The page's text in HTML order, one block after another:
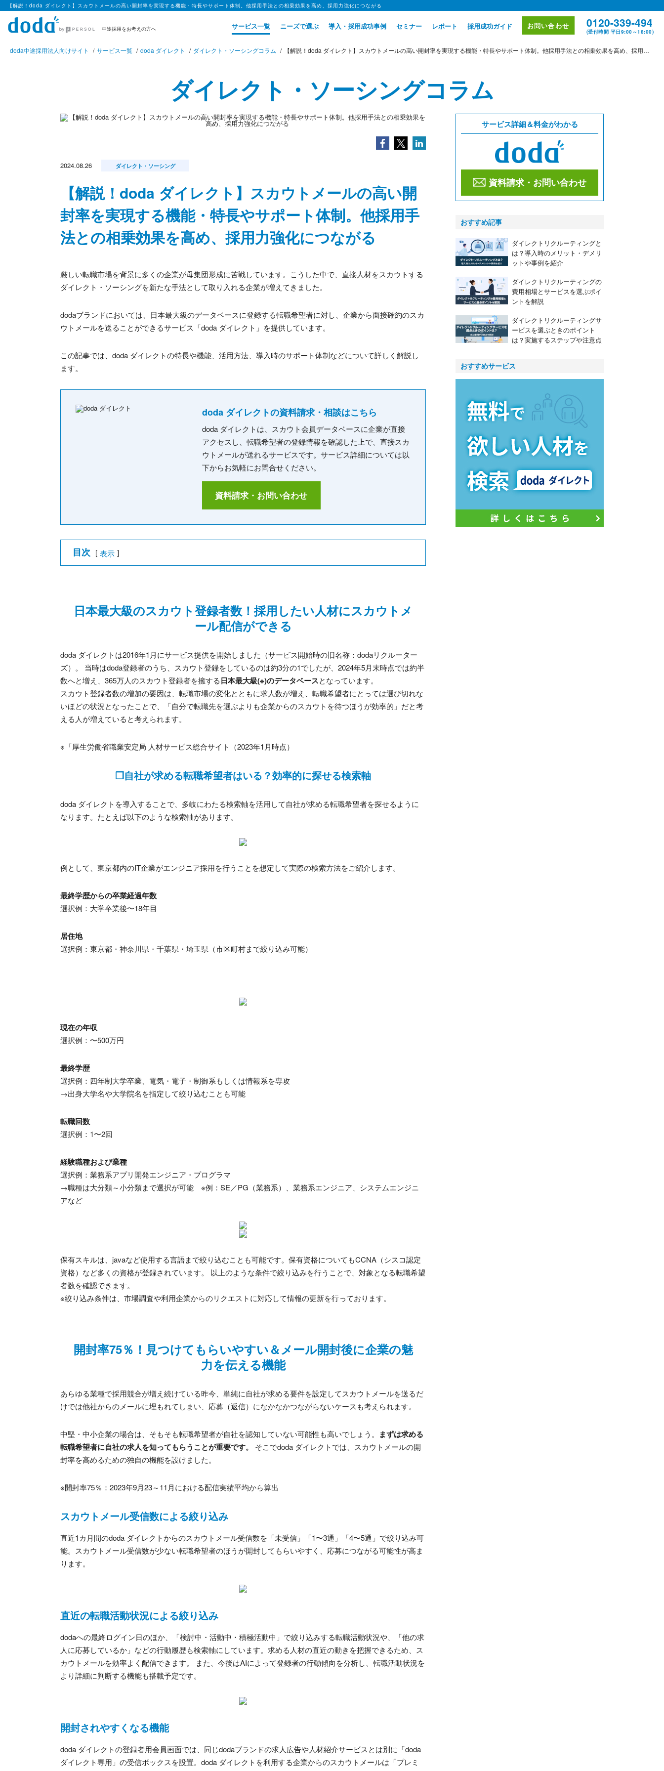
【解説！doda ダイレクト】スカウトメールの高い開封率を実現する機能・特長やサポート体制。他採用手法との相乗効果を高め、採用力強化につながる
中途採用をお考えの方へ サービス一覧 ニーズで選ぶ 導入・採用成功事例 セミナー レポート 採用成功ガイド お問い合わせ 0120-339-494
(受付時間 平日9:00～18:00)
doda中途採用法人向けサイト サービス一覧 doda ダイレクト ダイレクト・ソーシングコラム 【解説！doda ダイレクト】スカウトメールの高い開封率を実現する機能・特長やサポート体制。他採用手法との相乗効果を高め、採用力強化につながる
ダイレクト・ソーシングコラム
2024.08.26 ダイレクト・ソーシング
【解説！doda ダイレクト】スカウトメールの高い開
封率を実現する機能・特長やサポート体制。他採用手
法との相乗効果を高め、採用力強化につながる
厳しい転職市場を背景に多くの企業が母集団形成に苦戦しています。こうした中で、直接人材をスカウトする
ダイレクト・ソーシングを新たな手法として取り入れる企業が増えてきました。
dodaブランドにおいては、日本最大級のデータベースに登録する転職希望者に対し、企業から面接確約のスカ
ウトメールを送ることができるサービス「doda ダイレクト」を提供しています。
この記事では、 doda ダイレクトの特長や機能、活用方法、導入時のサポート体制などについて詳しく解説し
ます。
doda ダイレクトの資料請求・相談はこちら
doda ダイレクトは、スカウト会員データベースに企業が直接
アクセスし、転職希望者の登録情報を確認した上で、直接スカ
ウトメールが送れるサービスです。サービス詳細については以
下からお気軽にお問合せください。
資料請求・お問い合わせ
目次 [ 表示 ]
日本最大級のスカウト登録者数！採用したい人材にスカウトメ
ール配信ができる
doda ダイレクトは2016年1月にサービス提供を開始しました（サービス開始時の旧名称：dodaリクルーター
ズ）。 当時はdoda登録者のうち、スカウト登録をしているのは約3分の1でしたが、2024年5月末時点では約半
数へと増え、365万人のスカウト登録者を擁する日本最大級(※)のデータベースとなっています。
スカウト登録者数の増加の要因は、転職市場の変化とともに求人数が増え、転職希望者にとっては選び切れな
いほどの状況となったことで、「自分で転職先を選ぶよりも企業からのスカウトを待つほうが効率的」だと考
える人が増えていると考えられます。
※「厚生労働省職業安定局 人材サービス総合サイト（2023年1月時点）
❐自社が求める転職希望者はいる？効率的に探せる検索軸
doda ダイレクトを導入することで、多岐にわたる検索軸を活用して自社が求める転職希望者を探せるように
なります。たとえば以下のような検索軸があります。
例として、東京都内のIT企業がエンジニア採用を行うことを想定して実際の検索方法をご紹介します。
最終学歴からの卒業経過年数
選択例：大学卒業後〜18年目
居住地
選択例：東京都・神奈川県・千葉県・埼玉県（市区町村まで絞り込み可能）
現在の年収
選択例：〜500万円
最終学歴
選択例：四年制大学卒業、電気・電子・制御系もしくは情報系を専攻
→出身大学名や大学院名を指定して絞り込むことも可能
転職回数
選択例： 1〜2回
経験職種および業種
選択例：業務系アプリ開発エンジニア・プログラマ
→職種は大分類～小分類まで選択が可能 ※例：SE／PG（業務系）、業務系エンジニア、システムエンジニ
アなど
保有スキルは、javaなど使用する言語まで絞り込むことも可能です。保有資格についてもCCNA（シスコ認定
資格）など多くの資格が登録されています。 以上のような条件で絞り込みを行うことで、対象となる転職希望
者数を確認できます。
※絞り込み条件は、市場調査や利用企業からのリクエストに対応して情報の更新を行っております。
開封率75％！見つけてもらいやすい＆メール開封後に企業の魅
力を伝える機能
あらゆる業種で採用競合が増え続けている昨今、単純に自社が求める要件を設定してスカウトメールを送るだ
けでは他社からのメールに埋もれてしまい、応募（返信）になかなかつながらないケースも考えられます。
中堅・中小企業の場合は、そもそも転職希望者が自社を認知していない可能性も高いでしょう。
まずは求める
転職希望者に自社の求人を知ってもらうことが重要です。 そこでdoda ダイレクトでは、スカウトメールの開
封率を高めるための独自の機能を設けました。
※開封率75％：2023年9月23～11月における配信実績平均から算出
スカウトメール受信数による絞り込み
直近1カ月間のdoda ダイレクトからのスカウトメール受信数を「未受信」「1〜3通」「4〜5通」で絞り込み可
能。スカウトメール受信数が少ない転職希望者のほうが開封してもらいやすく、応募につながる可能性が高ま
ります。
直近の転職活動状況による絞り込み
dodaへの最終ログイン日のほか、「検討中・活動中・積極活動中」で絞り込みする転職活動状況や、「他の求
人に応募しているか」などの行動履歴も検索軸にしています。求める人材の直近の動きを把握できるため、ス
カウトメールを効率よく配信できます。 また、今後はAIによって登録者の行動傾向を分析し、転職活動状況を
より詳細に判断する機能も搭載予定です。
開封されやすくなる機能
doda ダイレクトの登録者用会員画面では、同じdodaブランドの求人広告や人材紹介サービスとは別に「doda
ダイレクト専用」の受信ボックスを設置。 doda ダイレクトを利用する企業からのスカウトメールは「プレミ
サービス詳細＆料金がわかる
資料請求・お問い合わせ
おすすめ記事
ダイレクトリクルーティングと
は？導入時のメリット・デメリ
ットや事例を紹介
ダイレクトリクルーティングの
費用相場とサービスを選ぶポイ
ントを解説
ダイレクトリクルーティングサ
ービスを選ぶときのポイント
は？実施するステップや注意点
おすすめサービス